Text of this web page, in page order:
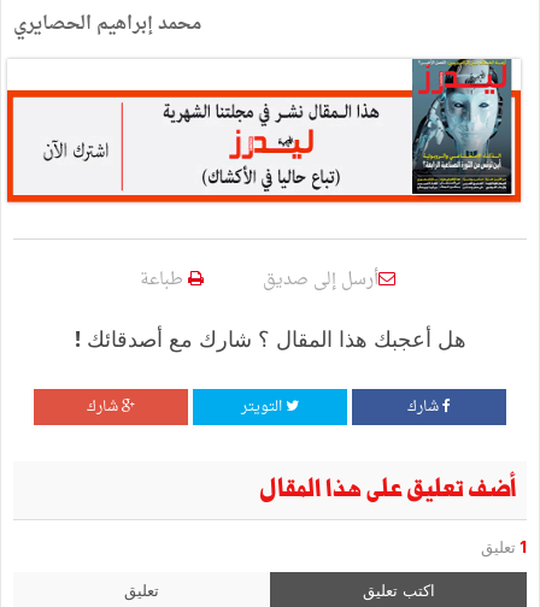
محمد إبراهيم الحصايري
أرسل إلى صديق طباعة
هل أعجبك هذا المقال ؟ شارك مع أصدقائك !
شارك التويتر شارك
أضف تعليق على هذا المقال
1 تعليق
اكتب تعليق تعليق